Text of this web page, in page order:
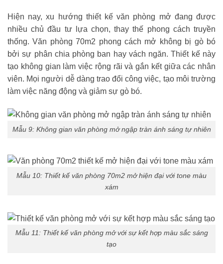
Hiện nay, xu hướng thiết kế văn phòng mở đang được
nhiều chủ đầu tư lựa chọn, thay thế phong cách truyền
thống. Văn phòng 70m2 phong cách mở không bị gò bó
bởi sự phân chia phòng ban hay vách ngăn. Thiết kế này
tạo không gian làm việc rộng rãi và gắn kết giữa các nhân
viên. Mọi người dễ dàng trao đổi công việc, tạo môi trường
làm việc năng động và giảm sự gò bó.
Mẫu 9: Không gian văn phòng mở ngập tràn ánh sáng tự nhiên
Mẫu 10: Thiết kế văn phòng 70m2 mở hiện đại với tone màu
xám
Mẫu 11: Thiết kế văn phòng mở với sự kết hợp màu sắc sáng
tạo